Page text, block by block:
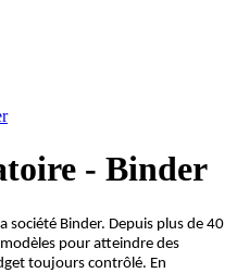
- Binder
société Binder. Depuis plus de 40
modèles pour atteindre des
toujours contrôlé. En